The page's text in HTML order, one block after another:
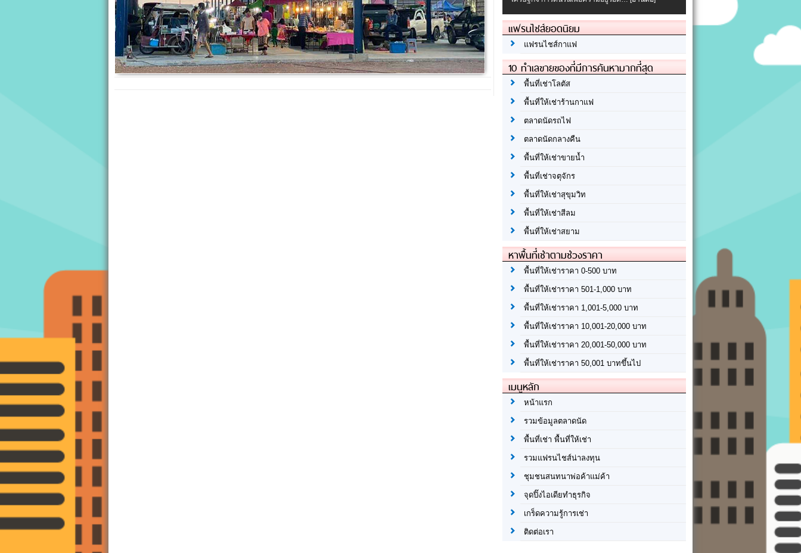
แฟรนไชส์ยอดนิยม
แฟรนไชส์กาแฟ
10 ทำเลขายของที่มีการค้นหามากที่สุด
พื้นที่เช่าโลตัส
พื้นที่ให้เช่าร้านกาแฟ
ตลาดนัดรถไฟ
ตลาดนัดกลางคืน
พื้นที่ให้เช่าขายน้ำ
พื้นที่เช่าจตุจักร
พื้นที่ให้เช่าสุขุมวิท
พื้นที่ให้เช่าสีลม
พื้นที่ให้เช่าสยาม
หาพื้นที่เช่าตามช่วงราคา
พื้นที่ให้เช่าราคา 0-500 บาท
พื้นที่ให้เช่าราคา 501-1,000 บาท
พื้นที่ให้เช่าราคา 1,001-5,000 บาท
พื้นที่ให้เช่าราคา 10,001-20,000 บาท
พื้นที่ให้เช่าราคา 20,001-50,000 บาท
พื้นที่ให้เช่าราคา 50,001 บาทขึ้นไป
เมนูหลัก
หน้าแรก
รวมข้อมูลตลาดนัด
พื้นที่เช่า พื้นที่ให้เช่า
รวมแฟรนไชส์น่าลงทุน
ชุมชนสนทนาพ่อค้าแม่ค้า
จุดปิ๊งไอเดียทำธุรกิจ
เกร็ดความรู้การเช่า
ติดต่อเรา